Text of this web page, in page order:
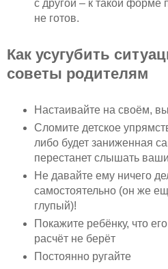
с другой – к такой
не готов.
Как усугубить
советы родителям
Настаивайте на своём,
Сломите детское
либо будет заниженная
перестанет слышать
Не давайте ему ничего
самостоятельно (он же
глупый)!
Покажите ребёнку, что
расчёт не берёт
Постоянно ругайте